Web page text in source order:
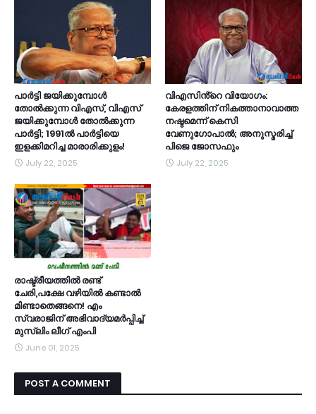
പാര്‍ട്ടി ജയിക്കുമ്പോള്‍
തോല്‍ക്കുന്ന വിഎസ്, വിഎസ്
ജയിക്കുമ്പോള്‍ തോല്‍ക്കുന്ന
പാര്‍ട്ടി; 1991ല്‍ പാര്‍ട്ടിയെ
ഇളക്കിമറിച്ച മാരാരിക്കുളം!
July 22, 2025
വിഎസിൻ്റെ വിയോഗം:
കേരളത്തിന് നികത്താനാവാത്ത
നഷ്ടമെന്ന് കെസി
വേണുഗോപാൽ; അനുസ്മരിച്ച്
പിജെ ജോസഫും
July 22, 2025
രാഷ്ട്രീയത്തിൽ രണ്ട്
ചേരി,പക്ഷേ വഴിയിൽ കണ്ടാൽ
മിണ്ടാതെങ്ങനെ! എം
സ്വരാജിന് അഭിവാദ്യമർപ്പിച്ച്
മുസ്ലിം ലീഗ് എംപി
June 01, 2025
POST A COMMENT